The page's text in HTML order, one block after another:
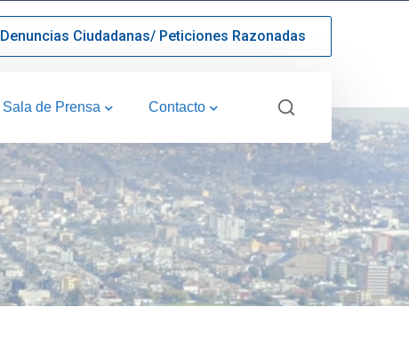
Denuncias Ciudadanas/ Peticiones Razonadas
Sala de Prensa Contacto